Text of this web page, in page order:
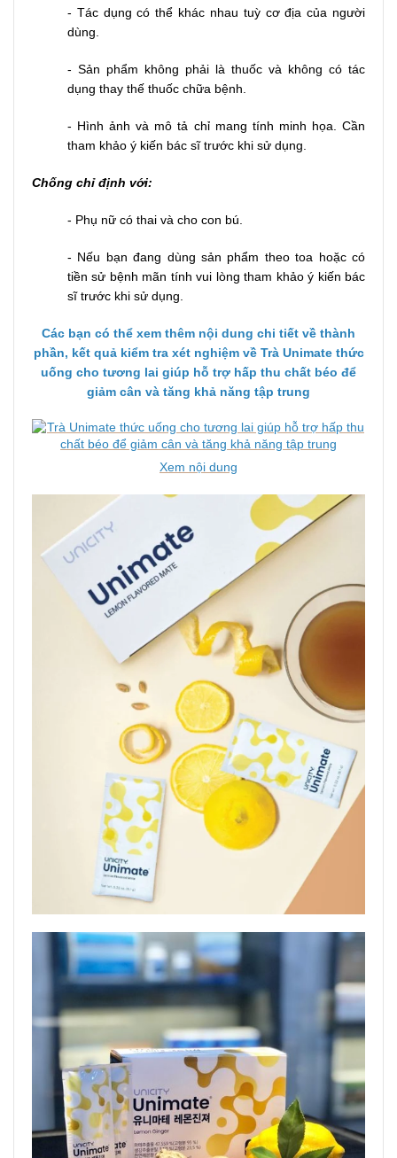
- Tác dụng có thể khác nhau tuỳ cơ địa của người
dùng.
- Sản phẩm không phải là thuốc và không có tác
dụng thay thế thuốc chữa bệnh.
- Hình ảnh và mô tả chỉ mang tính minh họa. Cần
tham khảo ý kiến bác sĩ trước khi sử dụng.
Chống chỉ định với:
- Phụ nữ có thai và cho con bú.
- Nếu bạn đang dùng sản phẩm theo toa hoặc có
tiền sử bệnh mãn tính vui lòng tham khảo ý kiến bác
sĩ trước khi sử dụng.
Các bạn có thể xem thêm nội dung chi tiết về thành
phần, kết quả kiểm tra xét nghiệm về Trà Unimate thức
uống cho tương lai giúp hỗ trợ hấp thu chất béo để
giảm cân và tăng khả năng tập trung
Xem nội dung